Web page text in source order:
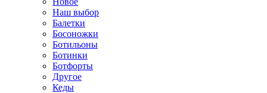
Наш выбор
Балетки
Босоножки
Ботильоны
Ботинки
Ботфорты
Другое
Кеды